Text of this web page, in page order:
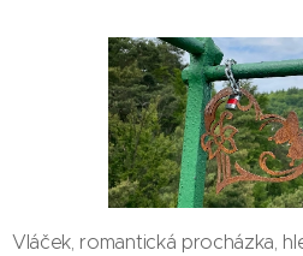
Vláček, romantická procházka,